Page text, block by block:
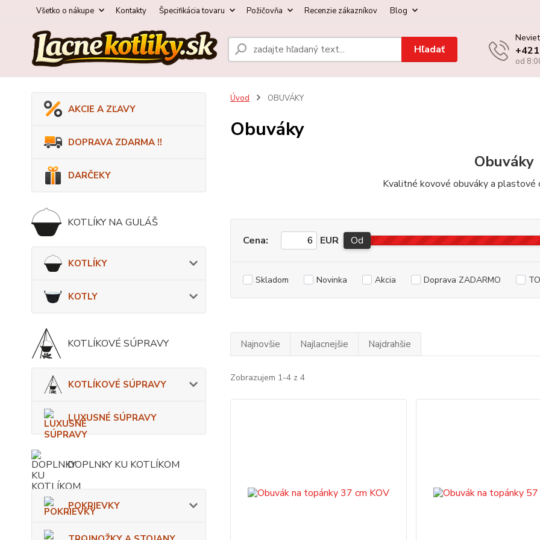
Všetko o nákupe Kontakty Špecifikácia tovaru Požičovňa Recenzie zákazníkov Blog
Hľadať
od
AKCIE A ZĽAVY
DOPRAVA ZDARMA !!
DARČEKY
KOTLÍKY NA GULÁŠ
KOTLÍKY
KOTLY
KOTLÍKOVÉ SÚPRAVY
KOTLÍKOVÉ SÚPRAVY
LUXUSNÉ SÚPRAVY
DOPLNKY KU KOTLÍKOM
POKRIEVKY
Úvod OBUVÁKY
Obuváky
Obuváky
Kvalitné kovové obuváky a plastové
Cena: EUR Od
Skladom Novinka Akcia Doprava ZADARMO
Najnovšie Najlacnejšie Najdrahšie
Zobrazujem 1-4 z 4